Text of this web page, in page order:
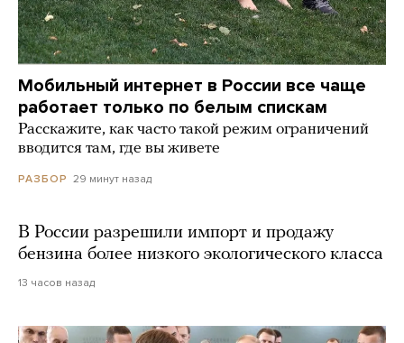
Мобильный интернет в России все чаще
работает только по белым спискам
Расскажите, как часто такой режим ограничений
вводится там, где вы живете
РАЗБОР 29 минут назад
В России разрешили импорт и продажу
бензина более низкого экологического класса
13 часов назад